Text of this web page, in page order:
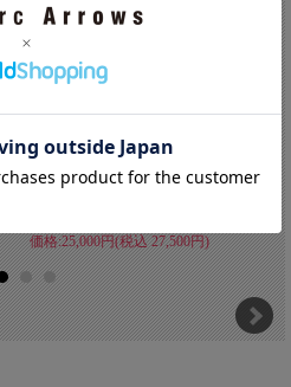
を創造する」というコンセプトと
に絞ったものづくりでより高いク
ます。ジャケット類やボトムスだ
価格:25,000円(税込 27,500円)